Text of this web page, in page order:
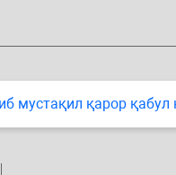
мустақил қарор